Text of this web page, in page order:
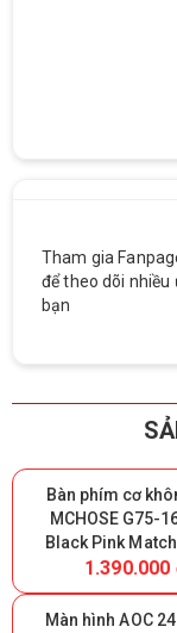
Tham gia
để theo dõi nhiều
bạn
Bàn phím cơ
MCHOSE G75-
Black Pink
Switch V2 - Triple
(Giữ lại Box để
1.390.000
Màn hình AOC